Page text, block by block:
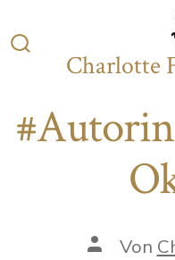
Inhalt
ein-/ausblenden
Charlotte
AutorVon